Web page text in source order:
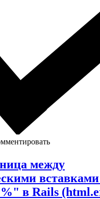
между
в Rails